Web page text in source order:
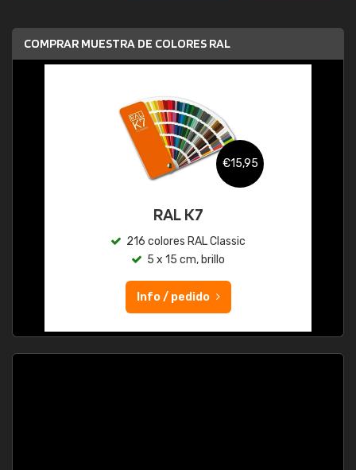
COMPRAR MUESTRA DE COLORES RAL
€15,95
RAL K7
216 colores RAL Classic
5 x 15 cm, brillo
Info / pedido